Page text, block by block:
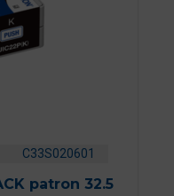
C33S020601
patron 32.5